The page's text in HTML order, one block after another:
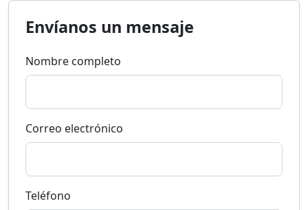
Envíanos un mensaje
Nombre completo
Correo electrónico
Teléfono